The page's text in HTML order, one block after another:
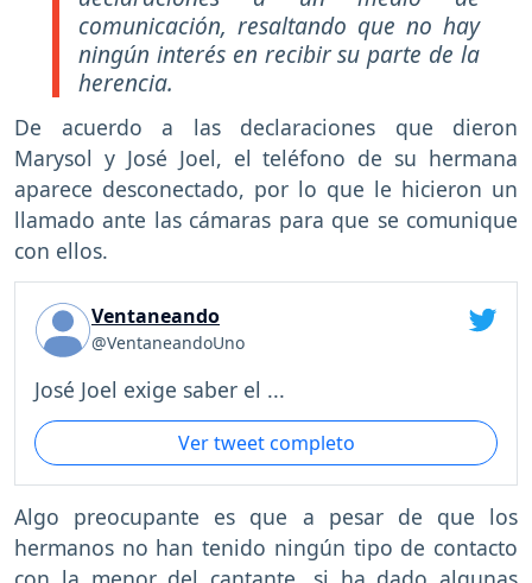
comunicación, resaltando que no hay
ningún interés en recibir su parte de la
herencia.
De acuerdo a las declaraciones que dieron
Marysol y José Joel, el teléfono de su hermana
aparece desconectado, por lo que le hicieron un
llamado ante las cámaras para que se comunique
con ellos.
Ventaneando
@VentaneandoUno
José Joel exige saber el ...
Ver tweet completo
Algo preocupante es que a pesar de que los
hermanos no han tenido ningún tipo de contacto